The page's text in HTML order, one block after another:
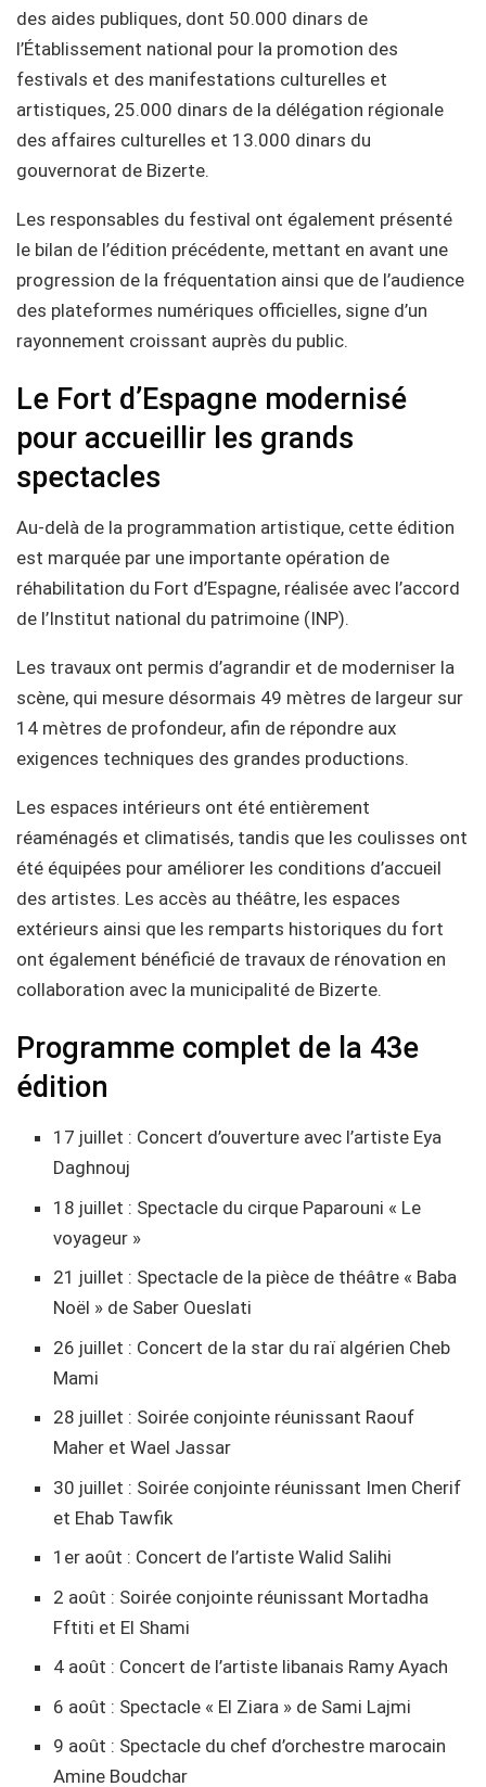
des aides publiques, dont 50.000 dinars de
l’Établissement national pour la promotion des
festivals et des manifestations culturelles et
artistiques, 25.000 dinars de la délégation régionale
des affaires culturelles et 13.000 dinars du
gouvernorat de Bizerte.
Les responsables du festival ont également présenté
le bilan de l’édition précédente, mettant en avant une
progression de la fréquentation ainsi que de l’audience
des plateformes numériques officielles, signe d’un
rayonnement croissant auprès du public.
Le Fort d’Espagne modernisé
pour accueillir les grands
spectacles
Au-delà de la programmation artistique, cette édition
est marquée par une importante opération de
réhabilitation du Fort d’Espagne, réalisée avec l’accord
de l’Institut national du patrimoine (INP).
Les travaux ont permis d’agrandir et de moderniser la
scène, qui mesure désormais 49 mètres de largeur sur
14 mètres de profondeur, afin de répondre aux
exigences techniques des grandes productions.
Les espaces intérieurs ont été entièrement
réaménagés et climatisés, tandis que les coulisses ont
été équipées pour améliorer les conditions d’accueil
des artistes. Les accès au théâtre, les espaces
extérieurs ainsi que les remparts historiques du fort
ont également bénéficié de travaux de rénovation en
collaboration avec la municipalité de Bizerte.
Programme complet de la 43e
édition
17 juillet : Concert d’ouverture avec l’artiste Eya
Daghnouj
18 juillet : Spectacle du cirque Paparouni « Le
voyageur »
21 juillet : Spectacle de la pièce de théâtre « Baba
Noël » de Saber Oueslati
26 juillet : Concert de la star du raï algérien Cheb
Mami
28 juillet : Soirée conjointe réunissant Raouf
Maher et Wael Jassar
30 juillet : Soirée conjointe réunissant Imen Cherif
et Ehab Tawfik
1er août : Concert de l’artiste Walid Salihi
2 août : Soirée conjointe réunissant Mortadha
Fftiti et El Shami
4 août : Concert de l’artiste libanais Ramy Ayach
6 août : Spectacle « El Ziara » de Sami Lajmi
9 août : Spectacle du chef d’orchestre marocain
Amine Boudchar